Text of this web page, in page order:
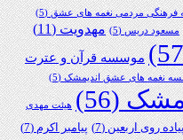
فرهنگی مردمی نغمه های عشق(5)
مسعود دریس(5) مهدویت(11)
موسسه قرآن و عترت
نغمه های عشق اندیمشک(5)
(56) هیئت مهدی
روی اربعین(7) پیامبر اکرم(7)